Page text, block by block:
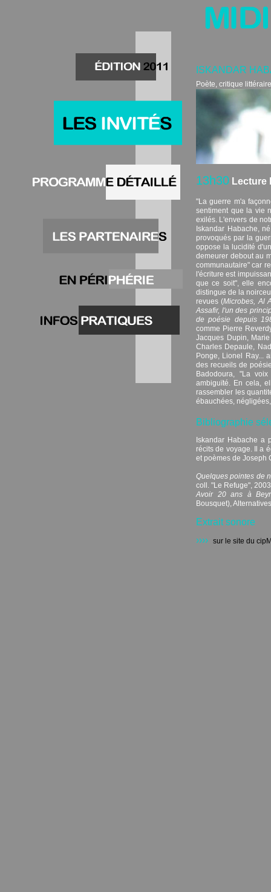
ISKANDAR
Poète, critique
13h30 Lecture
"La guerre m'a
sentiment que la vie
exilés. L'envers de
Iskandar Habache,
provoqués par la
oppose la lucidité
demeurer debout au
communautaire" car
l'écriture est
que ce soit", elle
distingue de la
revues (Microbes, Al
Assafir, l'un des
de poésie depuis
comme Pierre
Jacques Dupin,
Charles Depaule,
Ponge, Lionel Ray...
des recueils de
Badodoura, "La
ambiguïté. En cela,
rassembler les
ébauchées,
Bibliographie
Iskandar Habache a
récits de voyage. Il a
et poèmes de Joseph
Quelques pointes de
coll. "Le Refuge",
Avoir 20 ans à
Bousquet),
Extrait sonore
›››› sur le site du